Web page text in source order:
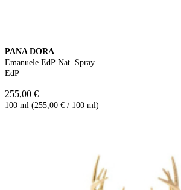
PANA DORA
Emanuele EdP Nat. Spray
EdP
255,00 €
100 ml (255,00 € / 100 ml)